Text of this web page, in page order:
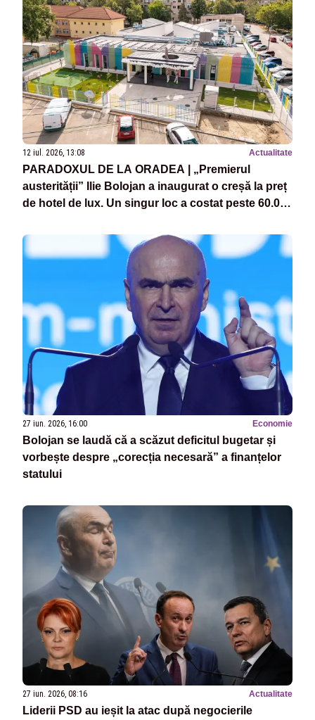
12 iul. 2026, 13:08 Actualitate
PARADOXUL DE LA ORADEA | „Premierul
austerității” Ilie Bolojan a inaugurat o creșă la preț
de hotel de lux. Un singur loc a costat peste 60.000
27 iun. 2026, 16:00 Economie
Bolojan se laudă că a scăzut deficitul bugetar și
vorbește despre „corecția necesară” a finanțelor
statului
27 iun. 2026, 08:16 Actualitate
Liderii PSD au ieșit la atac după negocierile